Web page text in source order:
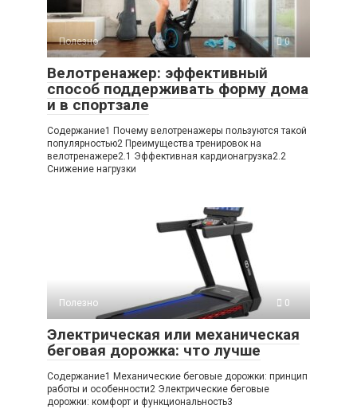
Полезно 0
Велотренажер: эффективный
способ поддерживать форму дома
и в спортзале
Содержание1 Почему велотренажеры пользуются такой
популярностью2 Преимущества тренировок на
велотренажере2.1 Эффективная кардионагрузка2.2
Снижение нагрузки
Полезно 0
Электрическая или механическая
беговая дорожка: что лучше
Содержание1 Механические беговые дорожки: принцип
работы и особенности2 Электрические беговые
дорожки: комфорт и функциональность3